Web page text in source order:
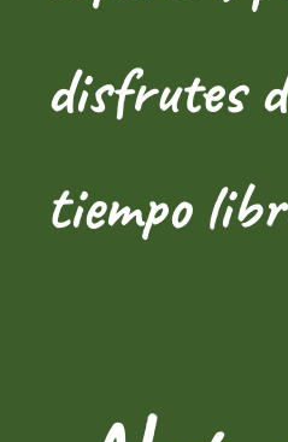
disfrutes
tiempo